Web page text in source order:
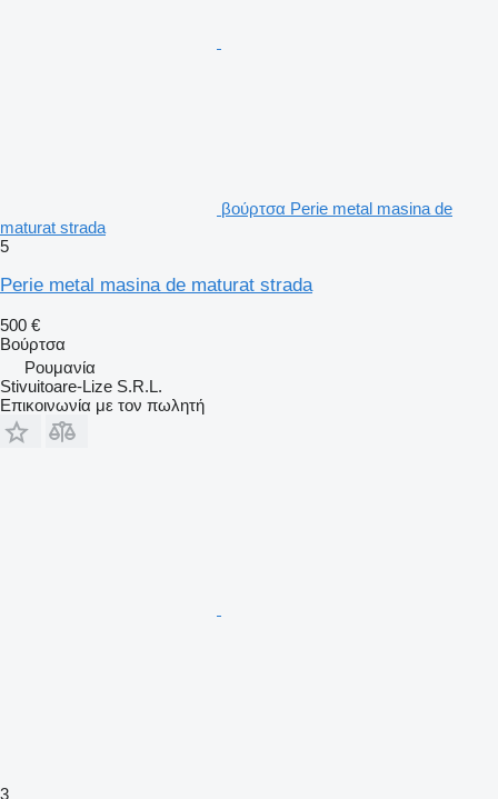
βούρτσα Perie metal masina de
maturat strada
5
Perie metal masina de maturat strada
500 €
Βούρτσα
Ρουμανία
Stivuitoare-Lize S.R.L.
Επικοινωνία με τον πωλητή
3